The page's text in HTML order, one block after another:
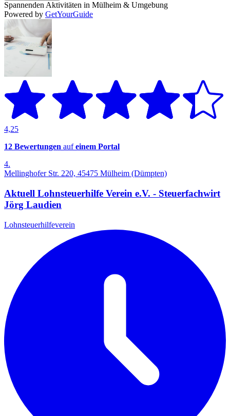
Spannenden Aktivitäten in Mülheim & Umgebung
Powered by GetYourGuide
4,25
12 Bewertungen aufeinem Portal
4.
Mellinghofer Str. 220, 45475 Mülheim (Dümpten)
Aktuell Lohnsteuerhilfe Verein e.V. - Steuerfachwirt
Jörg Laudien
Lohnsteuerhilfeverein